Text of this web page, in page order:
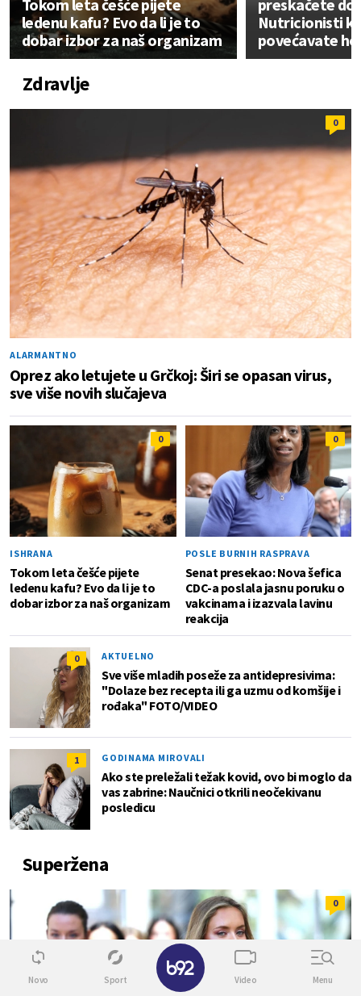
Tokom leta češće pijete
ledenu kafu? Evo da li je to
dobar izbor za naš organizam
preskačete
Nutricionisti
povećavate
Zdravlje
0
ALARMANTNO
Oprez ako letujete u Grčkoj: Širi se opasan virus,
sve više novih slučajeva
0
ISHRANA
Tokom leta češće pijete
ledenu kafu? Evo da li je to
dobar izbor za naš organizam
0
POSLE BURNIH RASPRAVA
Senat presekao: Nova šefica
CDC-a poslala jasnu poruku o
vakcinama i izazvala lavinu
reakcija
0 AKTUELNO
Sve više mladih poseže za antidepresivima:
"Dolaze bez recepta ili ga uzmu od komšije i
rođaka" FOTO/VIDEO
1 GODINAMA MIROVALI
Ako ste preležali težak kovid, ovo bi moglo da
vas zabrine: Naučnici otkrili neočekivanu
posledicu
Superžena
0
Novo Sport Video Menu
✕